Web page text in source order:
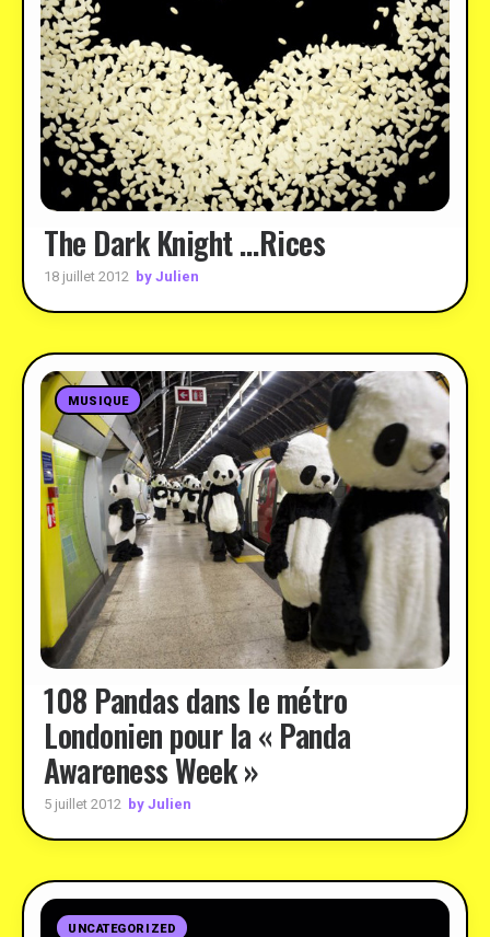
The Dark Knight …Rices
18 juillet 2012 by Julien
MUSIQUE
108 Pandas dans le métro
Londonien pour la « Panda
Awareness Week »
5 juillet 2012 by Julien
UNCATEGORIZED